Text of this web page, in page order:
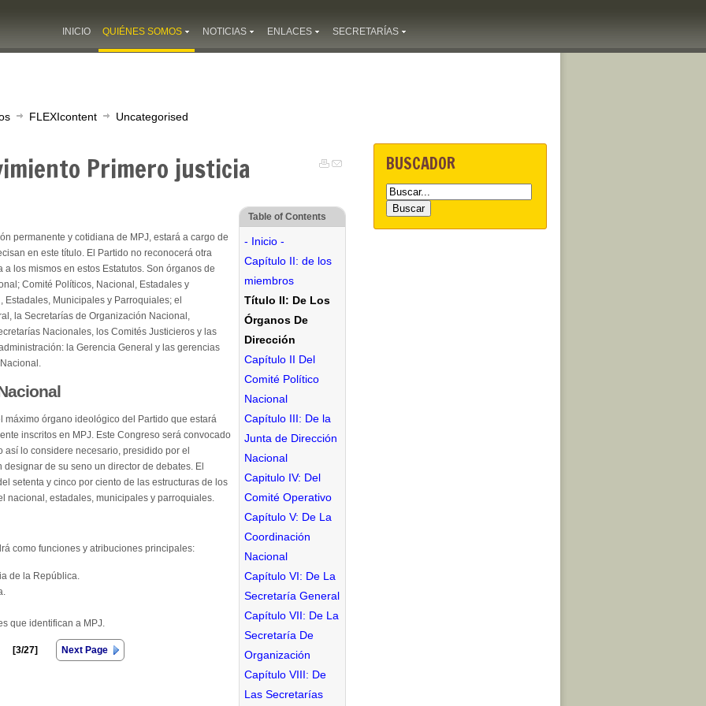
INICIO QUIÉNES SOMOS NOTICIAS ENLACES SECRETARÍAS
FLEXIcontent Uncategorised
Primero justicia
Table of Contents
- Inicio -
Capítulo II: de los
miembros
Título II: De Los
Órganos De
Dirección
Capítulo II Del
Comité Político
Nacional
Capítulo III: De la
Junta de Dirección
Nacional
Capitulo IV: Del
Comité Operativo
Capítulo V: De La
Coordinación
Nacional
Capítulo VI: De La
Secretaría General
Capítulo VII: De La
Secretaría De
Organización
Capítulo VIII: De
Las Secretarías
permanente y cotidiana de MPJ, estará a cargo de
en este título. El Partido no reconocerá otra
los mismos en estos Estatutos. Son órganos de
Comité Políticos, Nacional, Estadales y
Municipales y Parroquiales; el
la Secretarías de Organización Nacional,
Nacionales, los Comités Justicieros y las
la Gerencia General y las gerencias
máximo órgano ideológico del Partido que estará
inscritos en MPJ. Este Congreso será convocado
lo considere necesario, presidido por el
de su seno un director de debates. El
setenta y cinco por ciento de las estructuras de los
nacional, estadales, municipales y parroquiales.
como funciones y atribuciones principales:
de la República.
que identifican a MPJ.
[3/27] Next Page
BUSCADOR